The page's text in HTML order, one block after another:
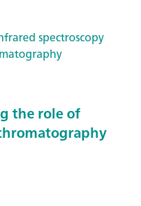
spectroscopy
the role of